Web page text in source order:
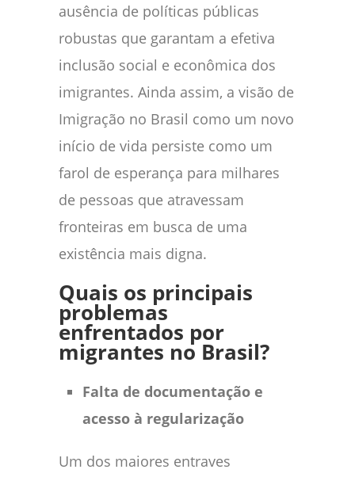
ausência de políticas públicas
robustas que garantam a efetiva
inclusão social e econômica dos
imigrantes. Ainda assim, a visão de
Imigração no Brasil como um novo
início de vida persiste como um
farol de esperança para milhares
de pessoas que atravessam
fronteiras em busca de uma
existência mais digna.
Quais os principais
problemas
enfrentados por
migrantes no Brasil?
Falta de documentação e
acesso à regularização
Um dos maiores entraves